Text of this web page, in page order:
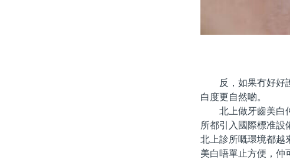
反，如果冇好好護
白度更自然啲。
北上做牙齒美白仲
所都引入國際標准設
北上診所嘅環境都越
美白唔單止方便，仲